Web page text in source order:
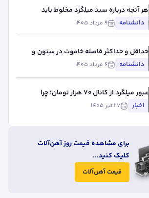
هر آنچه درباره سبد میلگرد مخلوط باید
بدانید
دانشنامه ۹ مرداد ۱۴۰۵
حداقل و حداکثر فاصله خاموت در ستون و
تیر
دانشنامه ۶ مرداد ۱۴۰۵
عبور میلگرد از کانال ۷۰ هزار تومان؛ چرا
میلگرد گران شد؟
اخبار ۲۷ تیر ۱۴۰۵
برای مشاهده قیمت روز آهن‌آلات
کلیک کنید...
قیمت آهن‌آلات